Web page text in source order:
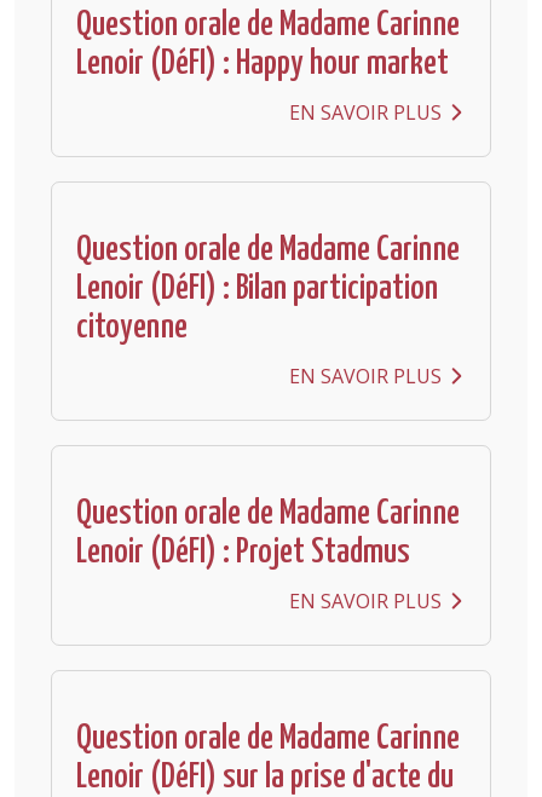
Question orale de Madame Carinne
Lenoir (DéFI) : Happy hour market
EN SAVOIR PLUS
Question orale de Madame Carinne
Lenoir (DéFI) : Bilan participation
citoyenne
EN SAVOIR PLUS
Question orale de Madame Carinne
Lenoir (DéFI) : Projet Stadmus
EN SAVOIR PLUS
Question orale de Madame Carinne
Lenoir (DéFI) sur la prise d'acte du